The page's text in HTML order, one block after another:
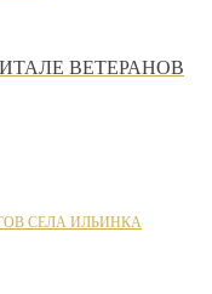
ВЕТЕРАНОВ
СЕЛА ИЛЬИНКА